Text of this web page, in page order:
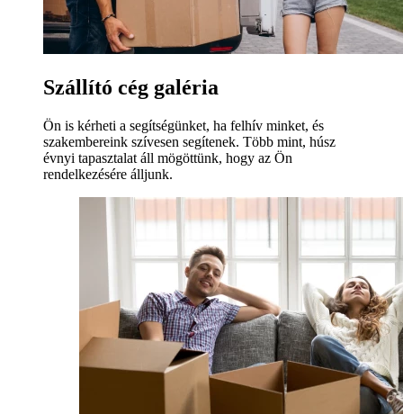
Szállító cég galéria
Ön is kérheti a segítségünket, ha felhív minket, és
szakembereink szívesen segítenek. Több mint, húsz
évnyi tapasztalat áll mögöttünk, hogy az Ön
rendelkezésére álljunk.